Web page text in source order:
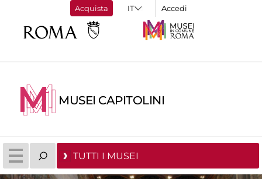
Acquista Accedi
MUSEI CAPITOLINI
TUTTI I MUSEI